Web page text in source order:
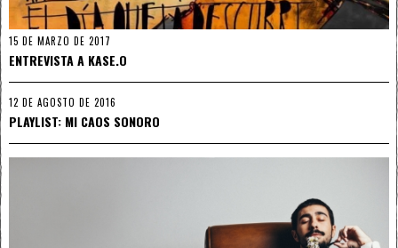
15 DE MARZO DE 2017
ENTREVISTA A KASE.O
12 DE AGOSTO DE 2016
PLAYLIST: MI CAOS SONORO